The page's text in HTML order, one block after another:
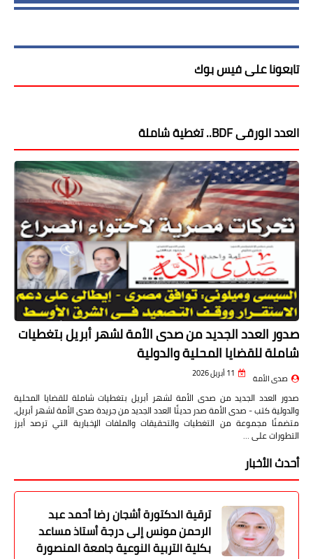
تابعونا على فيس بوك
العدد الورقى BDF.. تغطية شاملة
صدور العدد الجديد من صدى الأمة لشهر أبريل بتغطيات
شاملة للقضايا المحلية والدولية
صدى الأمة 11 أبريل 2026
صدور العدد الجديد من صدى الأمة لشهر أبريل بتغطيات شاملة للقضايا المحلية
والدولية كتب - صدى الأمة صدر حديثًا العدد الجديد من جريدة صدى الأمة لشهر أبريل،
متضمنًا مجموعة من التغطيات والتحقيقات والملفات الإخبارية التي ترصد أبرز
التطورات على …
أحدث الأخبار
ترقية الدكتورة أشجان رضا أحمد عبد
الرحمن مونس إلى درجة أستاذ مساعد
بكلية التربية النوعية جامعة المنصورة